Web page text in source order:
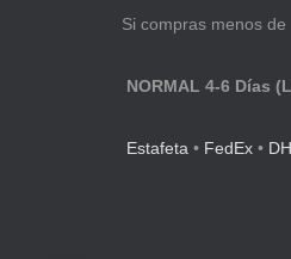
Si compras menos
NORMAL 4-6 Días
Estafeta • FedEx •